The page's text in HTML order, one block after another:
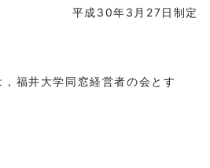
平成30年3月27日制定
福井大学同窓経営者の会とす